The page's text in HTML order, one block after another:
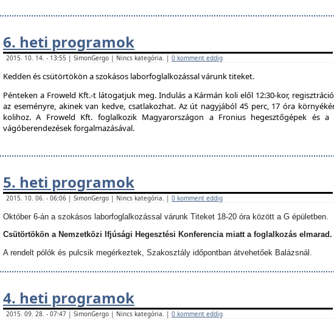
6. heti programok
2015. 10. 14. - 13:55 | SimonGergo | Nincs kategória. | 0 komment eddig
Kedden és csütörtökön a szokásos laborfoglalkozással várunk titeket.
Pénteken a Froweld Kft.-t látogatjuk meg. Indulás a Kármán koli elől 12:30-kor,
az eseményre, akinek van kedve, csatlakozhat. Az út nagyjából 45 perc, 17 óra
kolihoz. A Froweld Kft. foglalkozik Magyarországon a Fronius hegesztőgépek és a
vágóberendezések forgalmazásával.
5. heti programok
2015. 10. 06. - 06:06 | SimonGergo | Nincs kategória. | 0 komment eddig
Október 6-án a szokásos laborfoglalkozással várunk Titeket 18-20 óra között a G épületben.
Csütörtökön a Nemzetközi Ifjúsági Hegesztési Konferencia miatt a foglalkozás elmarad.
A rendelt pólók és pulcsik megérkeztek, Szakosztály időpontban átvehetőek Balázsnál.
4. heti programok
2015. 09. 28. - 07:47 | SimonGergo | Nincs kategória. | 0 komment eddig